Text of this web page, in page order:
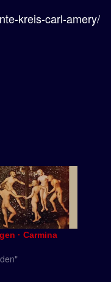
kreis-carl-amery/
· Carmina